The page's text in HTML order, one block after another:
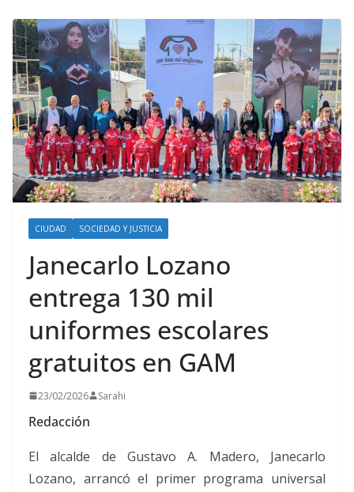
CIUDAD SOCIEDAD Y JUSTICIA
Janecarlo Lozano
entrega 130 mil
uniformes escolares
gratuitos en GAM
23/02/2026 Sarahi
Redacción
El alcalde de Gustavo A. Madero, Janecarlo
Lozano, arrancó el primer programa universal